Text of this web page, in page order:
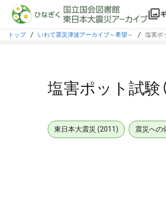
本文に飛ぶ
トップ いわて震災津波アーカイブ～希望～ 塩害ポ
塩害ポット試験
東日本大震災 (2011) 震災への